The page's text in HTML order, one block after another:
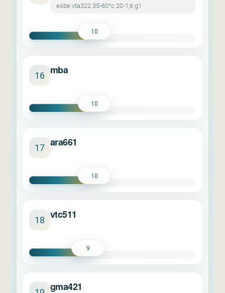
esbe vta322 35-60°c 20-1,6 g1
10
16 mba
10
17 ara661
10
18 vtc511
9
gma421